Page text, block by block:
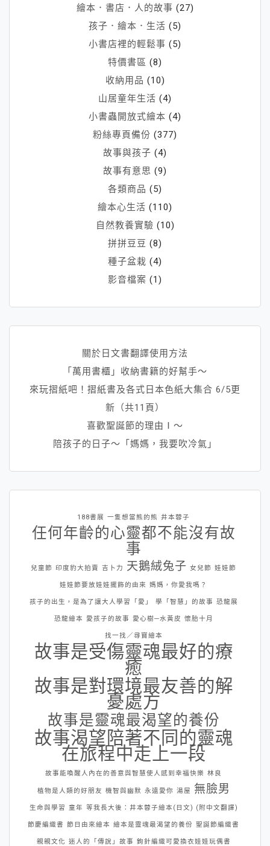
繪本．書店．人的故事 (27)
孩子．繪本．生活 (5)
小書店裡的輕鬆事 (5)
特價書區 (8)
收納用品 (10)
山居童年生活 (4)
小書蟲開放式繪本 (4)
粉絲專頁備份 (377)
故事與孩子 (4)
故事有意思 (9)
各類商品 (5)
繪本心生活 (110)
自然教養實驗 (10)
拼拼豆豆 (8)
種子盆栽 (4)
影音檔案 (1)
關於日文書翻譯使用方法
「萬用書櫃」收納書籍的好幫手～
來玩摺紙吧！摺紙書及各式日本色紙大集合 6/5更
新（共11頁）
喜歡聖誕節的理由Ⅰ～
陪孩子的日子～「媽媽，我要吹冷氣」
188書展 一隻想當熊的熊 井本蓉子
任何年齡的心靈都不能沒有故
事
兒童節 印度豹大拍賣 吉卜力 天鵝絨兔子 女兒節 娃娃節
娃娃節要放娃娃擺飾的由來 媽媽，你愛我嗎？
孩子的出生，是為了讓大人學習「愛」 學「智慧」的故事 恐龍展
恐龍繪本 愛孩子的故事 愛心樹─水黃皮 懷胎十月
找一找／尋寶繪本
故事是受傷靈魂最好的療
癒
故事是對環境最友善的解
憂處方
故事是靈魂最渴望的養份
故事渴望陪著不同的靈魂
在旅程中走上一段
故事能喚醒人內在的善意與智慧使人感到幸福快樂 林良
植物是人類的好朋友 機智與幽默 永遠愛你 湯屋 無臉男
生命與學習 童年 等我長大後：井本蓉子繪本(日文) (附中文翻譯)
節慶編織書 節日由來繪本 繪本是靈魂最渴望的養份 聖誕節編織書
親親文化 迷人的「傳說」故事 鉤針編織可愛換衣娃娃玩偶書